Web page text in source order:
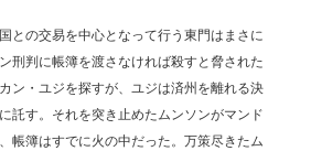
との交易を中心となって行う東門はまさに
刑判に帳簿を渡さなければ殺すと脅された
ン・ユジを探すが、ユジは済州を離れる決
託す。それを突き止めたムンソンがマンド
帳簿はすでに火の中だった。万策尽きたム